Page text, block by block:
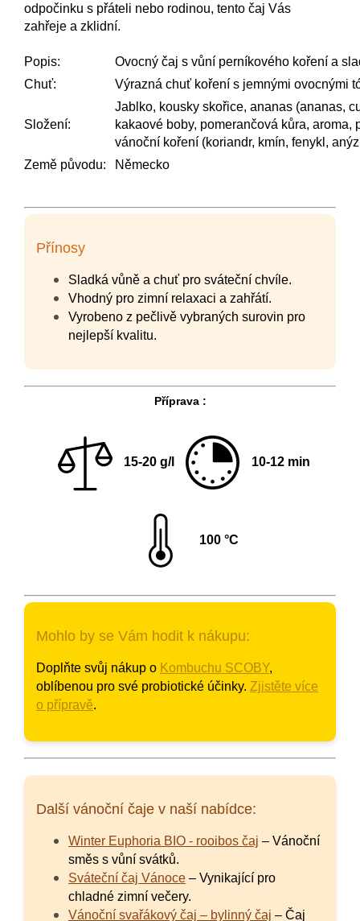
odpočinku s přáteli nebo rodinou, tento čaj Vás
zahřeje a zklidní.
Popis:
Ovocný čaj s vůní perníkového koření a
Chuť:
Výrazná chuť koření s jemnými ovocnými
Složení:
Jablko, kousky skořice, ananas (ananas,
kakaové boby, pomerančová kůra,
vánoční koření (koriandr, kmín, fenykl,
Země původu:
Německo
Přínosy
Sladká vůně a chuť pro sváteční chvíle.
Vhodný pro zimní relaxaci a zahřátí.
Vyrobeno z pečlivě vybraných surovin pro
nejlepší kvalitu.
Příprava :
15-20 g/l 10-12 min
100 °C
Mohlo by se Vám hodit k nákupu:
Doplňte svůj nákup o Kombuchu SCOBY,
oblíbenou pro své probiotické účinky. Zjistěte více
o přípravě.
Další vánoční čaje v naší nabídce:
Winter Euphoria BIO - rooibos čaj – Vánoční
směs s vůní svátků.
Sváteční čaj Vánoce – Vynikající pro
chladné zimní večery.
Vánoční svařákový čaj – bylinný čaj – Čaj